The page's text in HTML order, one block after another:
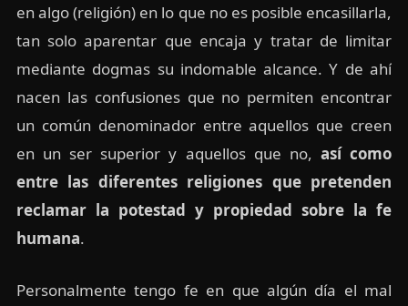
en algo (religión) en lo que no es posible encasillarla,
tan solo aparentar que encaja y tratar de limitar
mediante dogmas su indomable alcance. Y de ahí
nacen las confusiones que no permiten encontrar
un común denominador entre aquellos que creen
en un ser superior y aquellos que no, así como
entre las diferentes religiones que pretenden
reclamar la potestad y propiedad sobre la fe
humana.
Personalmente tengo fe en que algún día el mal